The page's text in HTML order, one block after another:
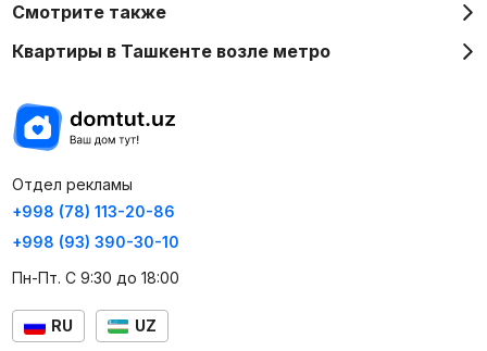
Смотрите также
Квартиры в Ташкенте возле метро
Отдел рекламы
+998 (78) 113-20-86
+998 (93) 390-30-10
Пн-Пт. С 9:30 до 18:00
RU UZ